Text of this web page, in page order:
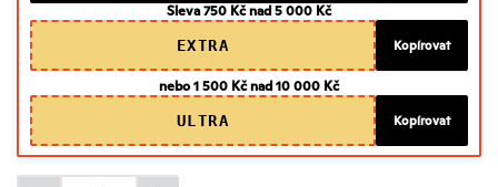
Sleva 750 Kč nad 5 000 Kč
EXTRA
Kopírovat
nebo 1 500 Kč nad 10 000 Kč
ULTRA
Kopírovat